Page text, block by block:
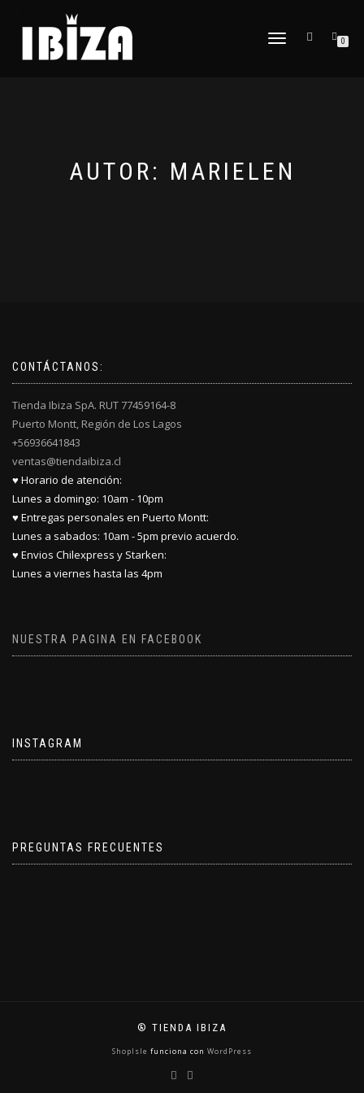
CAMBIAR
0
AUTOR: MARIELEN
CONTÁCTANOS:
Tienda Ibiza SpA. RUT 77459164-8
Puerto Montt, Región de Los Lagos
+56936641843
ventas@tiendaibiza.cl
♥ Horario de atención:
Lunes a domingo: 10am - 10pm
♥ Entregas personales en Puerto Montt:
Lunes a sabados: 10am - 5pm previo acuerdo.
♥ Envios Chilexpress y Starken:
Lunes a viernes hasta las 4pm
NUESTRA PAGINA EN FACEBOOK
INSTAGRAM
PREGUNTAS FRECUENTES
® TIENDA IBIZA
ShopIsle funciona con WordPress